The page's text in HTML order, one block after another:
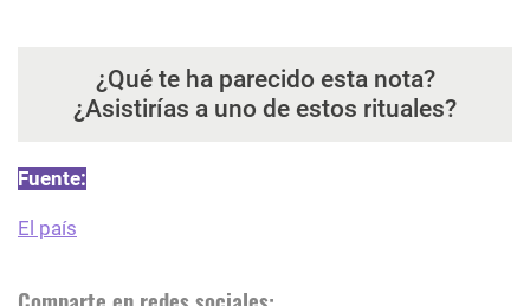
¿Qué te ha parecido esta nota?
¿Asistirías a uno de estos rituales?
Fuente:
El país